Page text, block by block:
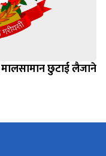
मालसामान छुटाई लैजाने